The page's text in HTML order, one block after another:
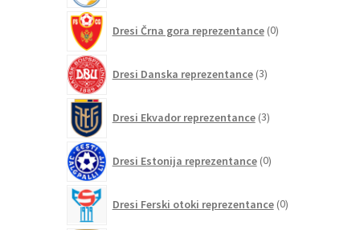
Dresi Črna gora reprezentance 0izdelkov
Dresi Danska reprezentance 3izdelki
Dresi Ekvador reprezentance 3izdelki
Dresi Estonija reprezentance 0izdelkov
Dresi Ferski otoki reprezentance 0izdelkov